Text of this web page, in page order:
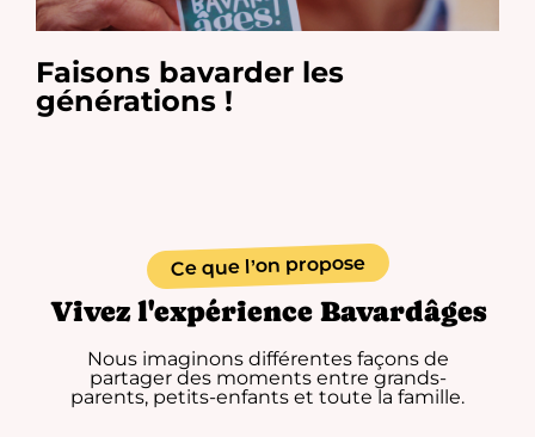
Faisons bavarder les
générations !
Ce que l’on propose
Vivez l'expérience Bavardâges
Nous imaginons différentes façons de
partager des moments entre grands-
parents, petits-enfants et toute la famille.